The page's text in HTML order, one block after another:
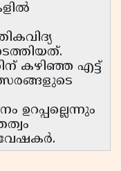
കഴിഞ്ഞ എട്ട്